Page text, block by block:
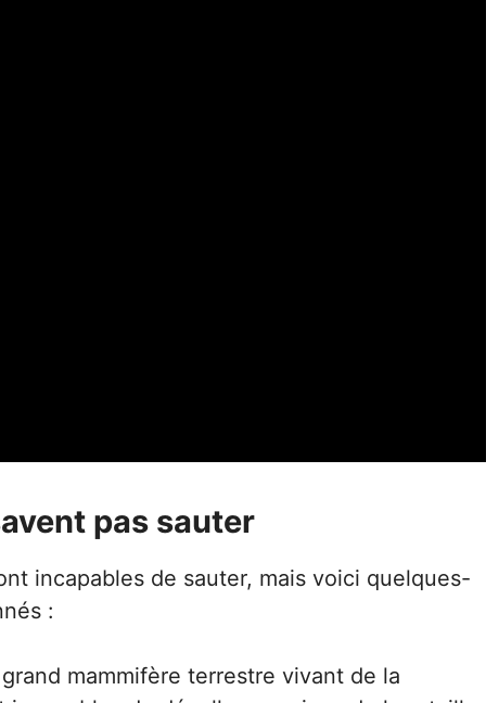
pas sauter
incapables de sauter, mais voici quelques-
:
mammifère terrestre vivant de la